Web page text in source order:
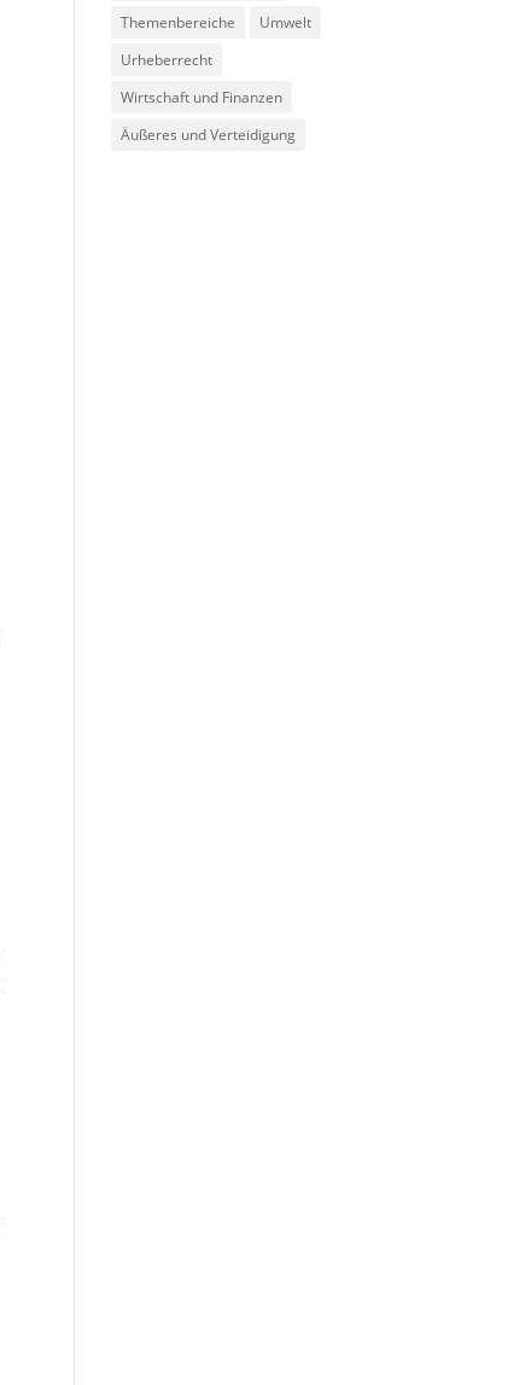
Themenbereiche
Umwelt
Urheberrecht
Wirtschaft und Finanzen
Äußeres und Verteidigung